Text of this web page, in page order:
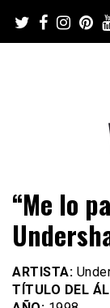
content
“Me lo
ARTISTA:
TÍTULO DEL